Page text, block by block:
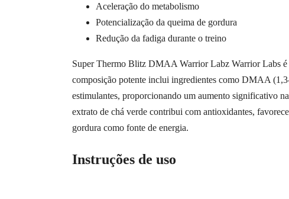
Aceleração do metabolismo
Potencialização da queima de gordura
Redução da fadiga durante o treino
Super Thermo Blitz DMAA Warrior Labz Warrior Labs é
composição potente inclui ingredientes como DMAA
estimulantes, proporcionando um aumento significativo
extrato de chá verde contribui com antioxidantes,
gordura como fonte de energia.
Instruções de uso